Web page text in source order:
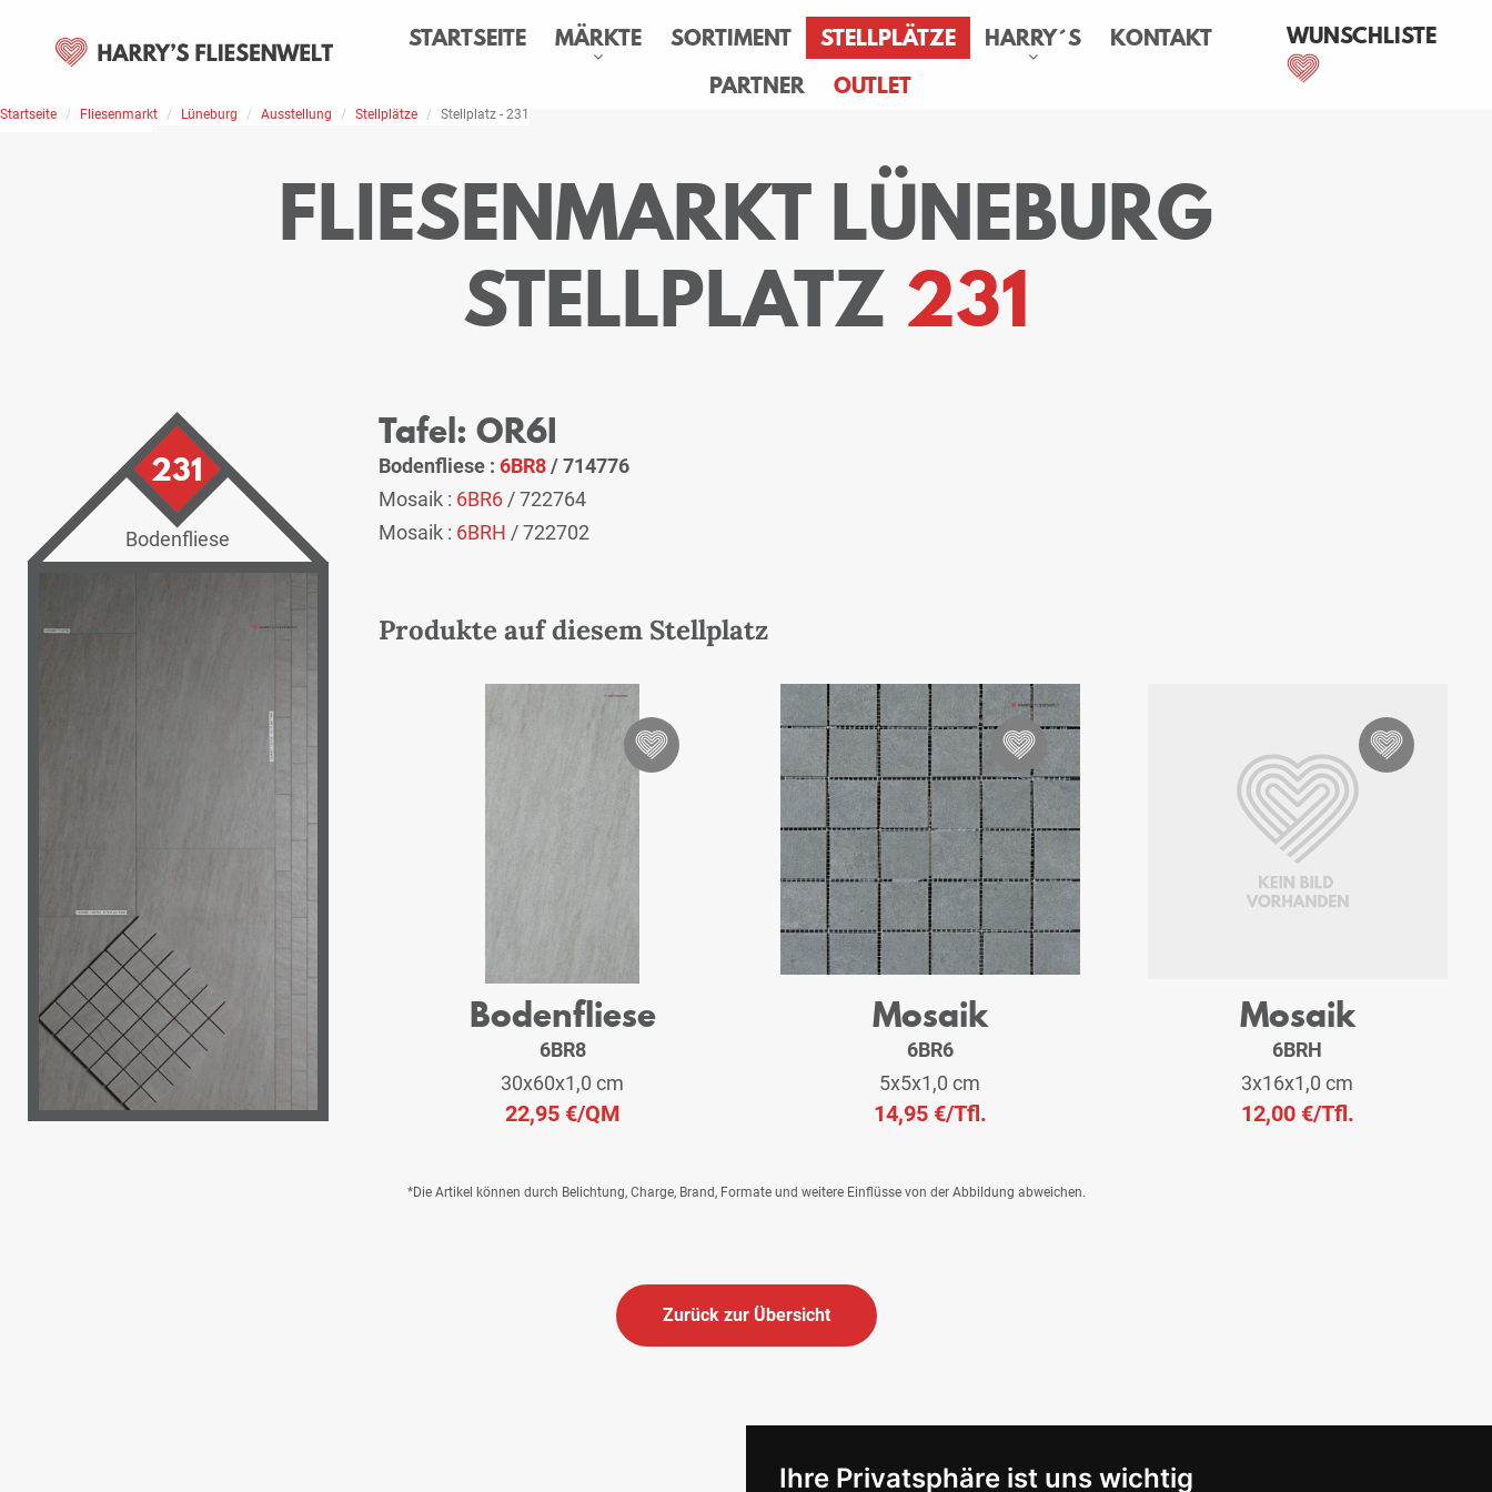
Ihre Privatsphäre ist uns wichtig
STARTSEITE MÄRKTE SORTIMENT STELLPLÄTZE HARRY´S
KONTAKT
PARTNER
OUTLET
WUNSCHLISTE
Home Stellplätze
Startseite Fliesenmarkt Lüneburg Ausstellung Stellplätze Stellplatz - 231
FLIESENMARKT LÜNEBURG
STELLPLATZ 231
231
Bodenfliese
Tafel: OR6I
Bodenfliese : 6BR8/ 714776
Mosaik : 6BR6 / 722764
Mosaik : 6BRH / 722702
Produkte auf diesem Stellplatz
Bodenfliese
6BR8
30x60x1,0 cm
22,95 €/QM
Mosaik
6BR6
5x5x1,0 cm
14,95 €/Tfl.
Mosaik
6BRH
3x16x1,0 cm
12,00 €/Tfl.
*Die Artikel können durch Belichtung, Charge, Brand, Formate und weitere Einflüsse von der Abbildung abweichen.
Zurück zur Übersicht